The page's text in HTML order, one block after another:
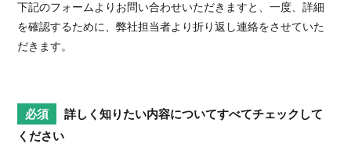
下記のフォームよりお問い合わせいただきますと、一度、詳細
を確認するために、弊社担当者より折り返し連絡をさせていた
だきます。
詳しく知りたい内容についてすべてチェックして
ください